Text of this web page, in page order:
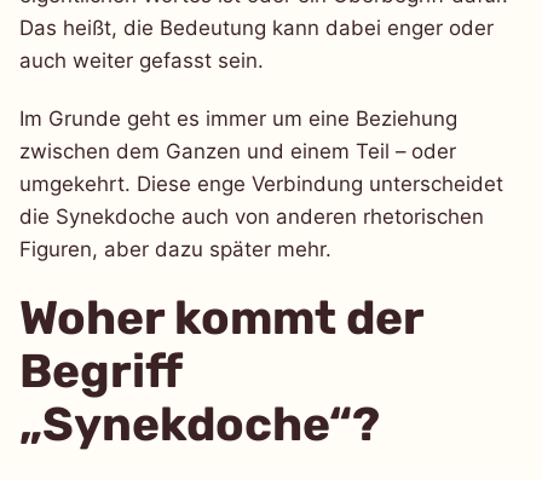
Das heißt, die Bedeutung kann dabei enger oder
auch weiter gefasst sein.
Im Grunde geht es immer um eine Beziehung
zwischen dem Ganzen und einem Teil – oder
umgekehrt. Diese enge Verbindung unterscheidet
die Synekdoche auch von anderen rhetorischen
Figuren, aber dazu später mehr.
Woher kommt der
Begriff
„Synekdoche“?